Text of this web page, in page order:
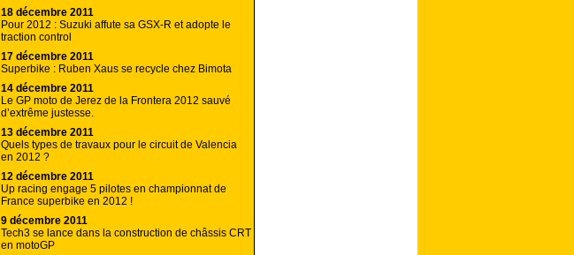
18 décembre 2011
Pour 2012 : Suzuki affute sa GSX-R et adopte le
traction control
17 décembre 2011
Superbike : Ruben Xaus se recycle chez Bimota
14 décembre 2011
Le GP moto de Jerez de la Frontera 2012 sauvé
d’extrême justesse.
13 décembre 2011
Quels types de travaux pour le circuit de Valencia
en 2012 ?
12 décembre 2011
Up racing engage 5 pilotes en championnat de
France superbike en 2012 !
9 décembre 2011
Tech3 se lance dans la construction de châssis CRT
en motoGP